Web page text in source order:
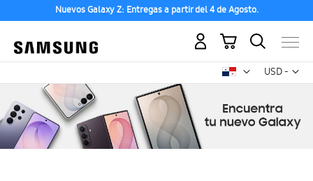
Nuevos Galaxy Z: Entregas a partir del 4 de Agosto.
USD -
dólar
Mi carrito